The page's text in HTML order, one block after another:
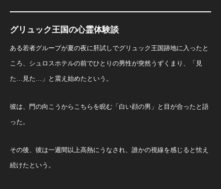
グリュック王国の心霊体験談
ある若者グループが夏の夜に肝試しでグリュック王国跡地に入ったと
ころ、シュロスホテルの前でひとりの男性が突然うずくまり、「見
た…見た…」と震え始めたという。
彼は、門の向こうからこちらを睨む「白い顔の男」と目が合ったと語
った。
その後、彼は一週間以上高熱にうなされ、誰かの視線を感じると怯え
続けたという。